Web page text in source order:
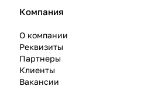
Компания
О компании
Реквизиты
Партнеры
Клиенты
Вакансии